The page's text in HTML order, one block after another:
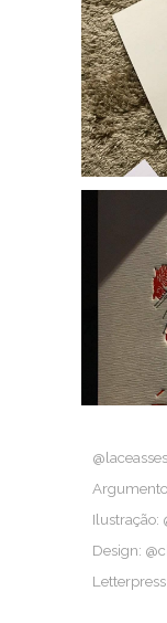
Ilus­tra­ção:
Design: